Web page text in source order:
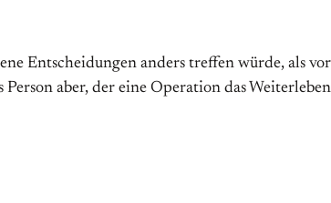
Entscheidungen anders treffen würde, als
aber, der eine Operation das